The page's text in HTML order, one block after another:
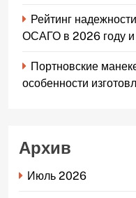
Рейтинг
ОСАГО в 2026 году и
Портновские
особенности
Архив
Июль 2026